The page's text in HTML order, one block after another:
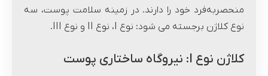
منحصربه‌فرد خود را دارند. در زمینه سلامت پوست، سه
نوع کلاژن برجسته می شود: نوع I، نوع II و نوع III.
کلاژن نوع I: نیروگاه ساختاری پوست